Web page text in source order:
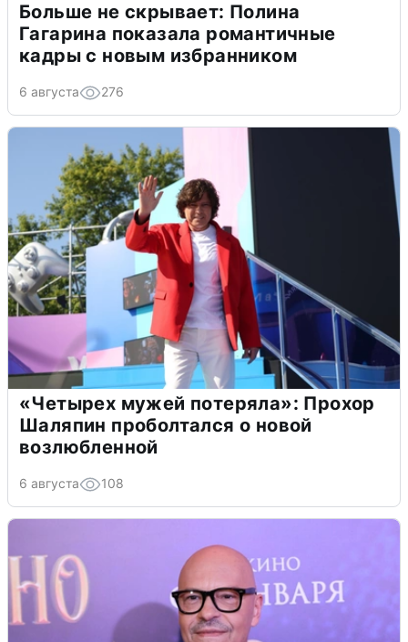
Больше не скрывает: Полина
Гагарина показала романтичные
кадры с новым избранником
6 августа 276
«Четырех мужей потеряла»: Прохор
Шаляпин проболтался о новой
возлюбленной
6 августа 108